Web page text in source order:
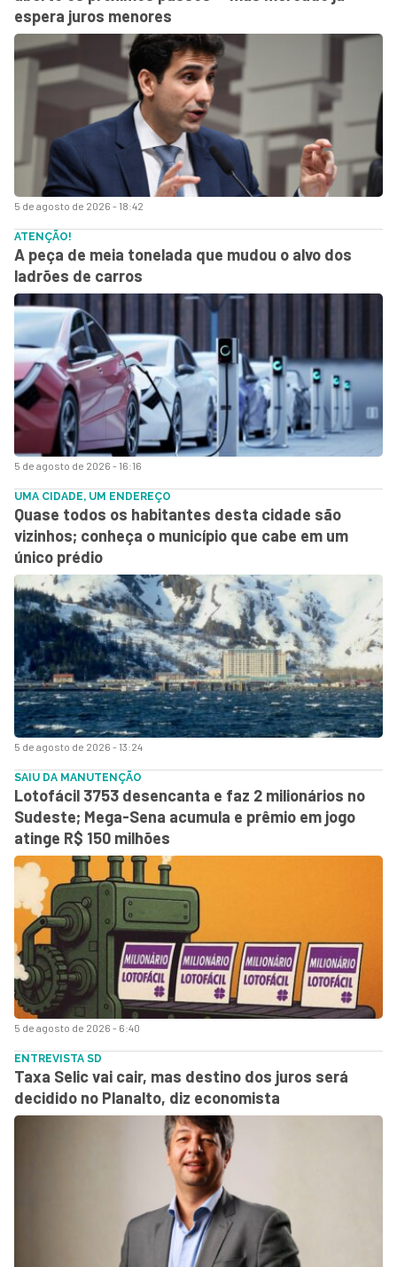
5 de agosto de 2026 - 18:42
espera juros menores
5 de agosto de 2026 - 16:16
ATENÇÃO!
A peça de meia tonelada que mudou o alvo dos
ladrões de carros
5 de agosto de 2026 - 13:24
UMA CIDADE, UM ENDEREÇO
Quase todos os habitantes desta cidade são
vizinhos; conheça o município que cabe em um
único prédio
5 de agosto de 2026 - 6:40
SAIU DA MANUTENÇÃO
Lotofácil 3753 desencanta e faz 2 milionários no
Sudeste; Mega-Sena acumula e prêmio em jogo
atinge R$ 150 milhões
ENTREVISTA SD
Taxa Selic vai cair, mas destino dos juros será
decidido no Planalto, diz economista